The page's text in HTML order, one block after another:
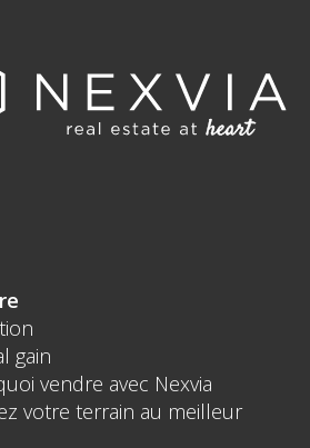
gain
vendre avec Nexvia
votre terrain au meilleur